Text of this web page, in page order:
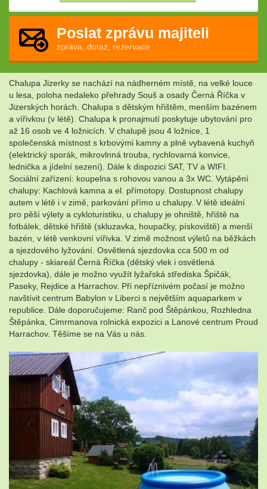
Poslat zprávu majiteli
zpráva, dotaz, rezervace
Chalupa Jizerky se nachází na nádherném místě, na velké louce
u lesa, poloha nedaleko přehrady Souš a osady Černá Říčka v
Jizerských horách. Chalupa s dětským hřištěm, menším bazénem
a vířivkou (v létě). Chalupa k pronajmutí poskytuje ubytování pro
až 16 osob ve 4 ložnicích. V chalupě jsou 4 ložnice, 1
společenská místnost s krbovými kamny a plně vybavená kuchyň
(elektrický sporák, mikrovlnná trouba, rychlovarná konvice,
lednička a jídelní sezení). Dále k dispozici SAT, TV a WIFI.
Sociální zařízení: koupelna s rohovou vanou a 3x WC. Vytápění
chalupy: Kachlová kamna a el. přímotopy. Dostupnost chalupy
autem v létě i v zimě, parkování přímo u chalupy. V létě ideální
pro pěší výlety a cykloturistiku, u chalupy je ohniště, hřiště na
fotbálek, dětské hřiště (skluzavka, houpačky, pískoviště) a menší
bazén, v létě venkovní vířivka. V zimě možnost výletů na běžkách
a sjezdového lyžování. Osvětlená sjezdovka cca 500 m od
chalupy - skiareál Černá Říčka (dětský vlek i osvětlená
sjezdovka), dále je možno využít lyžařská střediska Špičák,
Paseky, Rejdice a Harrachov. Při nepříznivém počasí je možno
navštívit centrum Babylon v Liberci s největším aquaparkem v
republice. Dále doporučujeme: Ranč pod Štěpánkou, Rozhledna
Štěpánka, Cimrmanova rolnická expozici a Lanové centrum Proud
Harrachov. Těšíme se na Vás u nás.